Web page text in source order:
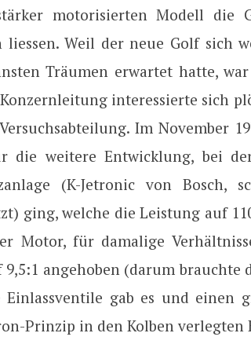
motorisierten Modell die
liessen. Weil der neue Golf sich
Träumen erwartet hatte,
interessierte sich
Im November
die weitere Entwicklung, bei
(K-Jetronic von Bosch,
ging, welche die Leistung auf
Motor, für damalige
9,5:1 angehoben (darum brauchte
Einlassventile gab es und einen
Prinzip in den Kolben verlegten